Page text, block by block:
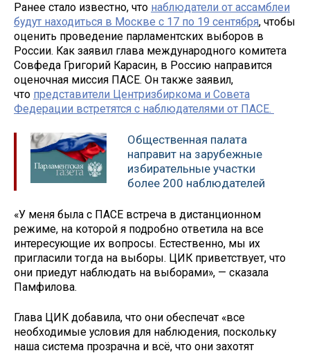
Ранее стало известно, что наблюдатели от ассамблеи
будут находиться в Москве с 17 по 19 сентября, чтобы
оценить проведение парламентских выборов в
России. Как заявил глава международного комитета
Совфеда Григорий Карасин, в Россию направится
оценочная миссия ПАСЕ. Он также заявил,
что представители Центризбиркома и Совета
Федерации встретятся с наблюдателями от ПАСЕ.
Общественная палата
направит на зарубежные
избирательные участки
более 200 наблюдателей
«У меня была с ПАСЕ встреча в дистанционном
режиме, на которой я подробно ответила на все
интересующие их вопросы. Естественно, мы их
пригласили тогда на выборы. ЦИК приветствует, что
они приедут наблюдать на выборами», — сказала
Памфилова.
Глава ЦИК добавила, что они обеспечат «все
необходимые условия для наблюдения, поскольку
наша система прозрачна и всё, что они захотят